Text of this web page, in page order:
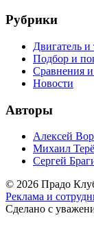
Рубрики
Двигатель и
Подбор и
Сравнения
Новости
Авторы
Алексей
Михаил
Сергей
© 2026 Прадо
Реклама и
Сделано с